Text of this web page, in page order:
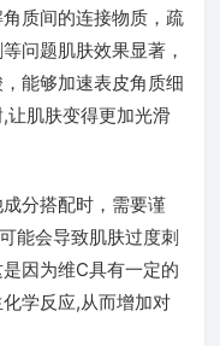
质间的连接物质，疏
问题肌肤效果显著，
能够加速表皮角质细
让肌肤变得更加光滑
分搭配时，需要谨
能会导致肌肤过度刺
因为维C具有一定的
学反应,从而增加对